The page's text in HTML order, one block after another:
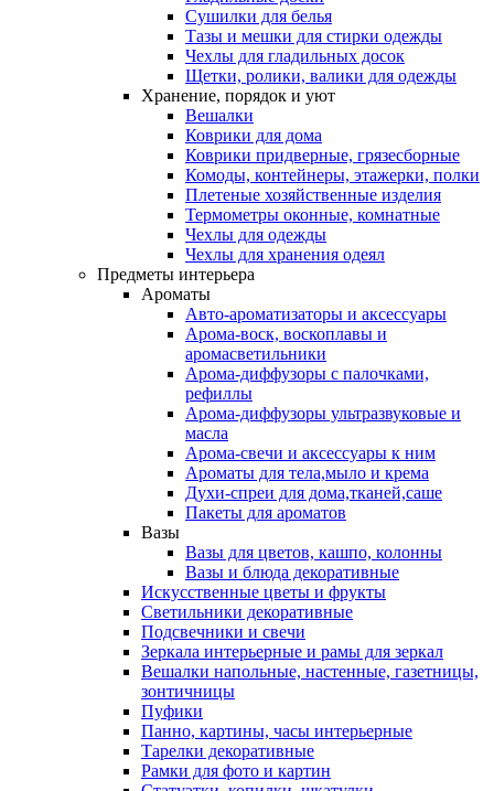
Сушилки для белья
Тазы и мешки для стирки одежды
Чехлы для гладильных досок
Щетки, ролики, валики для одежды
Хранение, порядок и уют
Вешалки
Коврики для дома
Коврики придверные, грязесборные
Комоды, контейнеры, этажерки, полки
Плетеные хозяйственные изделия
Термометры оконные, комнатные
Чехлы для одежды
Чехлы для хранения одеял
Предметы интерьера
Ароматы
Авто-ароматизаторы и аксессуары
Арома-воск, воскоплавы и
аромасветильники
Арома-диффузоры с палочками,
рефиллы
Арома-диффузоры ультразвуковые и
масла
Арома-свечи и аксессуары к ним
Ароматы для тела,мыло и крема
Духи-спреи для дома,тканей,саше
Пакеты для ароматов
Вазы
Вазы для цветов, кашпо, колонны
Вазы и блюда декоративные
Искусственные цветы и фрукты
Светильники декоративные
Подсвечники и свечи
Зеркала интерьерные и рамы для зеркал
Вешалки напольные, настенные, газетницы,
зонтичницы
Пуфики
Панно, картины, часы интерьерные
Тарелки декоративные
Рамки для фото и картин